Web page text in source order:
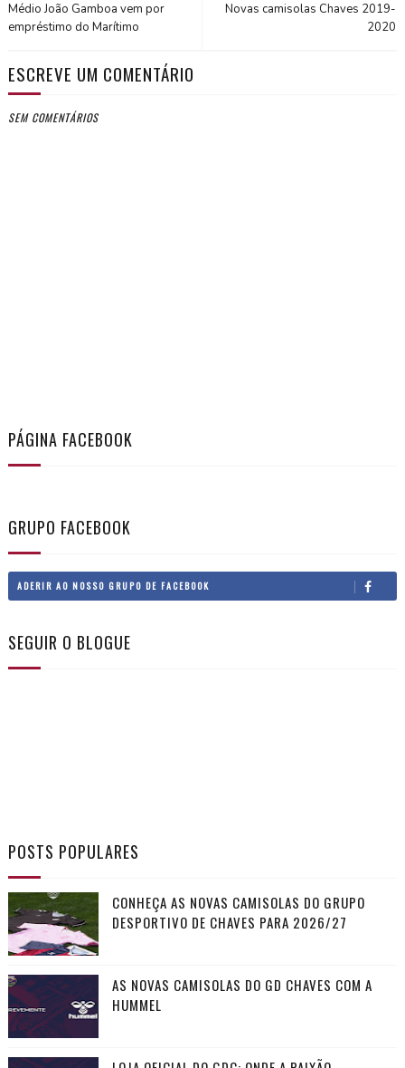
Novas camisolas Chaves 2019-
2020
Médio João Gamboa vem por
empréstimo do Marítimo
ESCREVE UM COMENTÁRIO
SEM COMENTÁRIOS
PÁGINA FACEBOOK
GRUPO FACEBOOK
ADERIR AO NOSSO GRUPO DE FACEBOOK
SEGUIR O BLOGUE
POSTS POPULARES
CONHEÇA AS NOVAS CAMISOLAS DO GRUPO
DESPORTIVO DE CHAVES PARA 2026/27
AS NOVAS CAMISOLAS DO GD CHAVES COM A
HUMMEL